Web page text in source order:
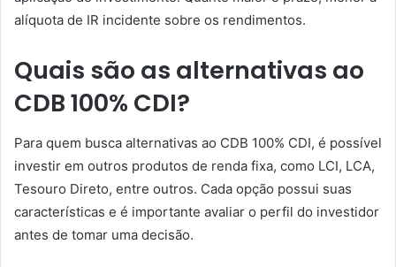
alíquota de IR incidente sobre os rendimentos.
Quais são as alternativas ao
CDB 100% CDI?
Para quem busca alternativas ao CDB 100% CDI, é possível
investir em outros produtos de renda fixa, como LCI, LCA,
Tesouro Direto, entre outros. Cada opção possui suas
características e é importante avaliar o perfil do investidor
antes de tomar uma decisão.